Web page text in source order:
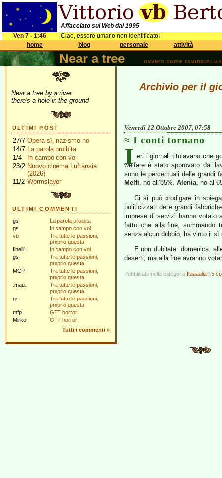
Affacciato sul Web dal 1995
Ven 7 - 1:46
Ciao, essere umano non identificato!
home
blog personale attività
Near a tree ovvero come rovinarsi
Near a tree by a river
there's a hole in the ground
ULTIMI POST
27/7 Opera sì, nazismo no
14/7 La parola proibita
1/4
In campo con voi
23/2 Nuovo cinema Luftansia
(2026)
11/2 Wormslayer
ULTIMI COMMENTI
gs
La parola proibita
gs
In campo con voi
vb
Tra tutte le passioni,
proprio questa
finelli
In campo con voi
gs
Tra tutte le passioni,
proprio questa
MCP
Tra tutte le passioni,
proprio questa
.mau.
Tra tutte le passioni,
proprio questa
gs
Tra tutte le passioni,
proprio questa
mfp
GTT horror
Mirko
GTT horror
Tutti i commenti »
Archivio per il
Venerdì 12 Ottobre 2007, 07:58
I conti tornano
I eri i giornali titolavano che
welfare è stato approvato dai
sono le percentuali delle grandi
Melfi, no all’85%. Alenia, no al
Ci si può prodigare in
politicizzati delle grandi
imprese di servizi hanno votato
fatto che alla fine, sommando
senza alcun dubbio, ha vinto il sì
E non dubitate: domenica,
deserti, ma alla fine avranno
Pubblicato nella categoria Itaaaalia | 5